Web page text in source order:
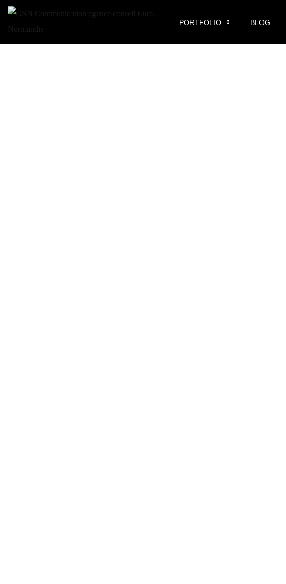
PORTFOLIO BLOG